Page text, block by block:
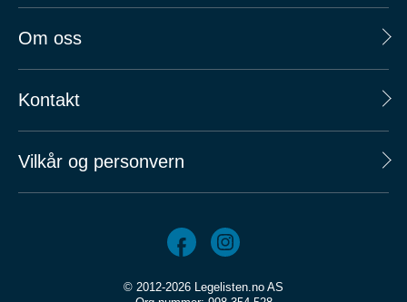
Om oss
Kontakt
Vilkår og personvern
© 2012-2026 Legelisten.no AS